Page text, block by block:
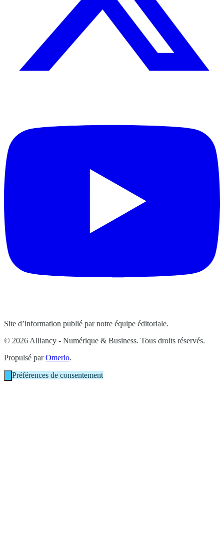
Site d’information publié par notre équipe éditoriale.
© 2026 Alliancy - Numérique & Business. Tous droits réservés.
Propulsé parOmerlo.
Préférences de consentement